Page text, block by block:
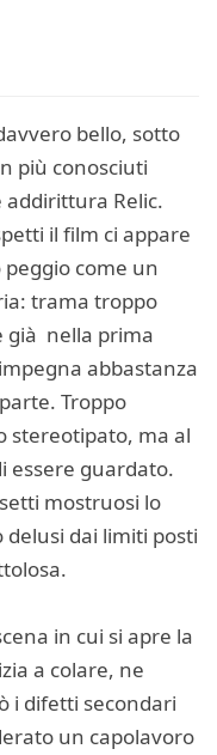
bello, sotto
più conosciuti
addirittura Relic.
il film ci appare
come un
trama troppo
già nella prima
abbastanza
Troppo
stereotipato, ma al
essere guardato.
mostruosi lo
dai limiti posti
in cui si apre la
a colare, ne
i difetti secondari
un capolavoro